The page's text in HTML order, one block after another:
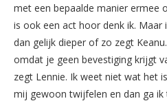
met een bepaalde manier ermee
is ook een act hoor denk ik.
dan gelijk dieper of zo zegt
omdat je geen bevestiging krijgt
zegt Lennie. Ik weet niet wat het
mij gewoon twijfelen en dan ga